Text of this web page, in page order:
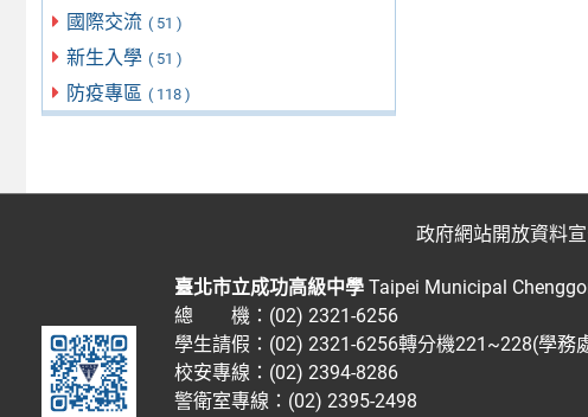
國際交流 ( 51 )
新生入學 ( 51 )
防疫專區 ( 118 )
政府網站開放資料
臺北市立成功高級中學Taipei Municipal
總 機：(02) 2321-6256
學生請假：(02) 2321-6256轉分機221~228(學務
校安專線：(02) 2394-8286
警衛室專線：(02) 2395-2498